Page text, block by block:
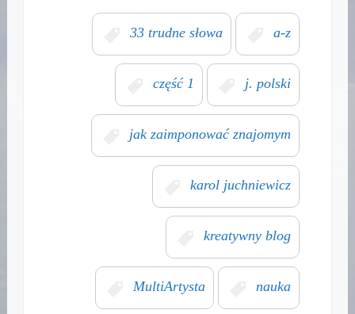
33 trudne słowa a-z
część 1 j. polski
jak zaimponować znajomym
karol juchniewicz
kreatywny blog
MultiArtysta nauka